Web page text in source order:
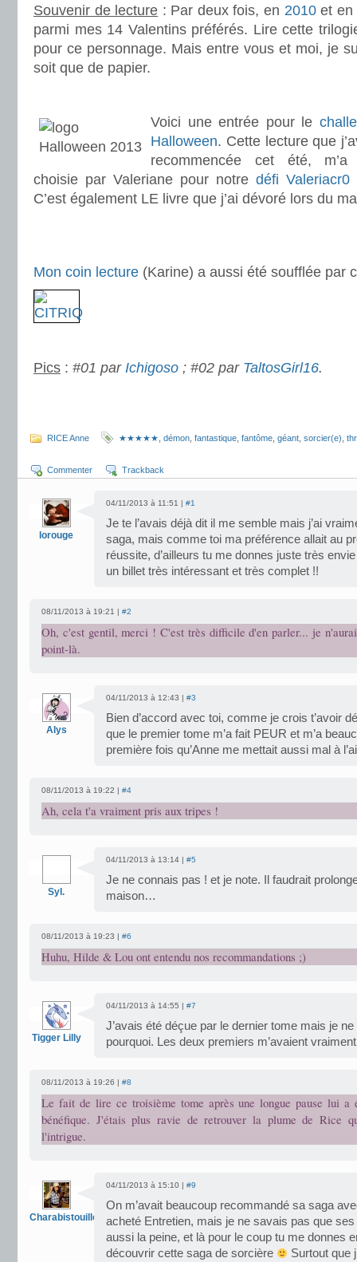
Souvenir de lecture : Par deux fois, en 2010et en
parmi mes 14 Valentins préférés. Lire cette
pour ce personnage. Mais entre vous et moi, je
soit que de papier.
Voici une entrée pour le
Halloween. Cette lecture que
recommencée cet été, m’a
choisie par Valeriane pour notre défi Valeriacr0
C’est également LE livre que j’ai dévoré lors du
Mon coin lecture (Karine) a aussi été soufflée par
Pics : #01 par Ichigoso ; #02 par TaltosGirl16.
RICE Anne ★★★★★ démon fantastique fantôme géant sorcier(e)
Commenter Trackback
lorouge
04/11/2013 à 11:51 | #1
Je te l’avais déjà dit il me semble mais j’ai
saga, mais comme toi ma préférence allait au
réussite, d’ailleurs tu me donnes juste très
un billet très intéressant et très complet !!
08/11/2013 à 19:21 | #2
Oh, c'est gentil, merci ! C'est très difficile d'en parler... je
point-là.
Alys
04/11/2013 à 12:43 | #3
Bien d’accord avec toi, comme je crois t’avoir
que le premier tome m’a fait PEUR et m’a
première fois qu’Anne me mettait aussi mal à
08/11/2013 à 19:22 | #4
Ah, cela t'a vraiment pris aux tripes !
Syl.
04/11/2013 à 13:14 | #5
Je ne connais pas ! et je note. Il faudrait
maison…
08/11/2013 à 19:23 | #6
Huhu, Hilde & Lou ont entendu nos recommandations ;)
Tigger Lilly
04/11/2013 à 14:55 | #7
J’avais été déçue par le dernier tome mais je
pourquoi. Les deux premiers m’avaient
08/11/2013 à 19:26 | #8
Le fait de lire ce troisième tome après une longue pause lui a
bénéfique. J'étais plus ravie de retrouver la plume de Rice
l'intrigue.
Charabistouilles
04/11/2013 à 15:10 | #9
On m’avait beaucoup recommandé sa saga
acheté Entretien, mais je ne savais pas que
aussi la peine, et là pour le coup tu me donnes
découvrir cette saga de sorcière
Surtout que